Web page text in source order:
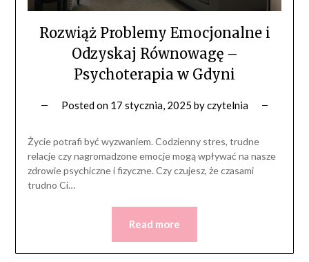
Rozwiąż Problemy Emocjonalne i
Odzyskaj Równowagę –
Psychoterapia w Gdyni
Posted on 17 stycznia, 2025 byczytelnia
Życie potrafi być wyzwaniem. Codzienny stres, trudne
relacje czy nagromadzone emocje mogą wpływać na nasze
zdrowie psychiczne i fizyczne. Czy czujesz, że czasami
trudno Ci…
Read more